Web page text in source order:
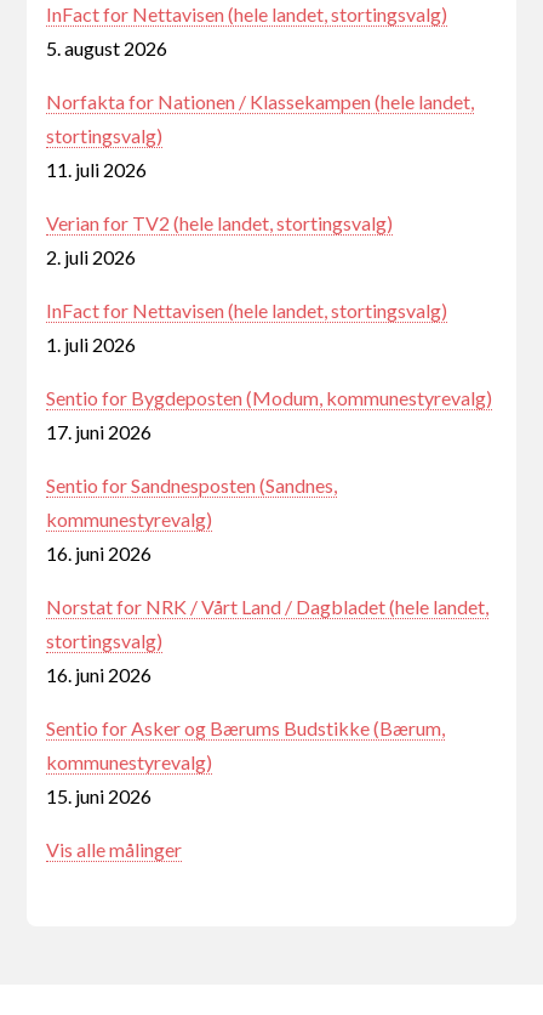
InFact for Nettavisen (hele landet, stortingsvalg)
5. august 2026
Norfakta for Nationen / Klassekampen (hele landet,
stortingsvalg)
11. juli 2026
Verian for TV2 (hele landet, stortingsvalg)
2. juli 2026
InFact for Nettavisen (hele landet, stortingsvalg)
1. juli 2026
Sentio for Bygdeposten (Modum, kommunestyrevalg)
17. juni 2026
Sentio for Sandnesposten (Sandnes,
kommunestyrevalg)
16. juni 2026
Norstat for NRK / Vårt Land / Dagbladet (hele landet,
stortingsvalg)
16. juni 2026
Sentio for Asker og Bærums Budstikke (Bærum,
kommunestyrevalg)
15. juni 2026
Vis alle målinger